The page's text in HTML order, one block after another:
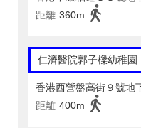
距離 360m
仁濟醫院郭子樑幼稚園
香港西營盤高街９號地
距離 400m